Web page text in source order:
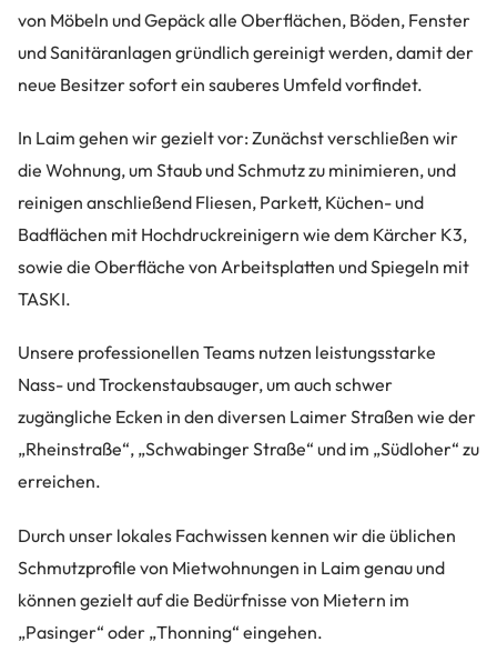
von Möbeln und Gepäck alle Oberflächen, Böden, Fenster
und Sanitäranlagen gründlich gereinigt werden, damit der
neue Besitzer sofort ein sauberes Umfeld vorfindet.
In Laim gehen wir gezielt vor: Zunächst verschließen wir
die Wohnung, um Staub und Schmutz zu minimieren, und
reinigen anschließend Fliesen, Parkett, Küchen- und
Badflächen mit Hochdruckreinigern wie dem Kärcher K3,
sowie die Oberfläche von Arbeitsplatten und Spiegeln mit
TASKI.
Unsere professionellen Teams nutzen leistungsstarke
Nass- und Trockenstaubsauger, um auch schwer
zugängliche Ecken in den diversen Laimer Straßen wie der
„Rheinstraße“, „Schwabinger Straße“ und im „Südloher“ zu
erreichen.
Durch unser lokales Fachwissen kennen wir die üblichen
Schmutzprofile von Mietwohnungen in Laim genau und
können gezielt auf die Bedürfnisse von Mietern im
„Pasinger“ oder „Thonning“ eingehen.